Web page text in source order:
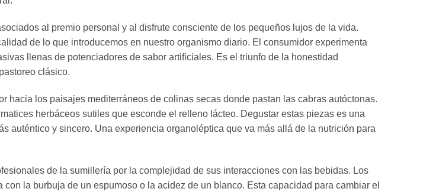
al premio personal y al disfrute consciente de los pequeños lujos de la vida.
de lo que introducemos en nuestro organismo diario. El consumidor experimenta
llenas de potenciadores de sabor artificiales. Es el triunfo de la honestidad
clásico.
hacia los paisajes mediterráneos de colinas secas donde pastan las cabras autóctonas.
herbáceos sutiles que esconde el relleno lácteo. Degustar estas piezas es una
auténtico y sincero. Una experiencia organoléptica que va más allá de la nutrición para
de la sumillería por la complejidad de sus interacciones con las bebidas. Los
la burbuja de un espumoso o la acidez de un blanco. Esta capacidad para cambiar el